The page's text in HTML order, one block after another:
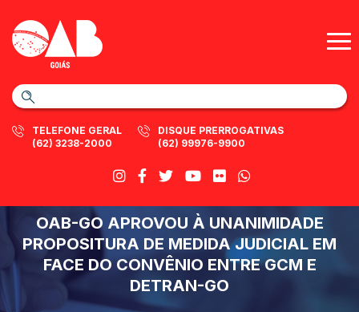
TELEFONE GERAL
(62) 3238-2000
DISQUE PRERROGATIVAS
(62) 99976-9900
OAB-GO APROVOU À UNANIMIDADE
PROPOSITURA DE MEDIDA JUDICIAL EM
FACE DO CONVÊNIO ENTRE GCM E
DETRAN-GO